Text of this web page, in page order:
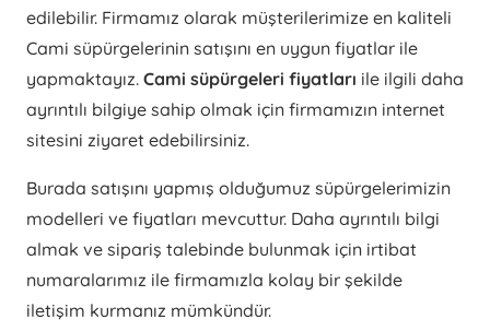
edilebilir. Firmamız olarak müşterilerimize en kaliteli
Cami süpürgelerinin satışını en uygun fiyatlar ile
yapmaktayız. Cami süpürgeleri fiyatları ile ilgili daha
ayrıntılı bilgiye sahip olmak için firmamızın internet
sitesini ziyaret edebilirsiniz.
Burada satışını yapmış olduğumuz süpürgelerimizin
modelleri ve fiyatları mevcuttur. Daha ayrıntılı bilgi
almak ve sipariş talebinde bulunmak için irtibat
numaralarımız ile firmamızla kolay bir şekilde
iletişim kurmanız mümkündür.